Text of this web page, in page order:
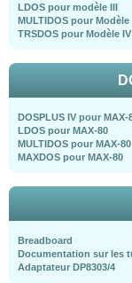
LDOS pour modèle III
MULTIDOS pour Modèle
TRSDOS pour Modèle
DOSPLUS IV pour MAX-
LDOS pour MAX-80
MULTIDOS pour MAX-80
MAXDOS pour MAX-80
Breadboard
Documentation sur les
Adaptateur DP8303/4